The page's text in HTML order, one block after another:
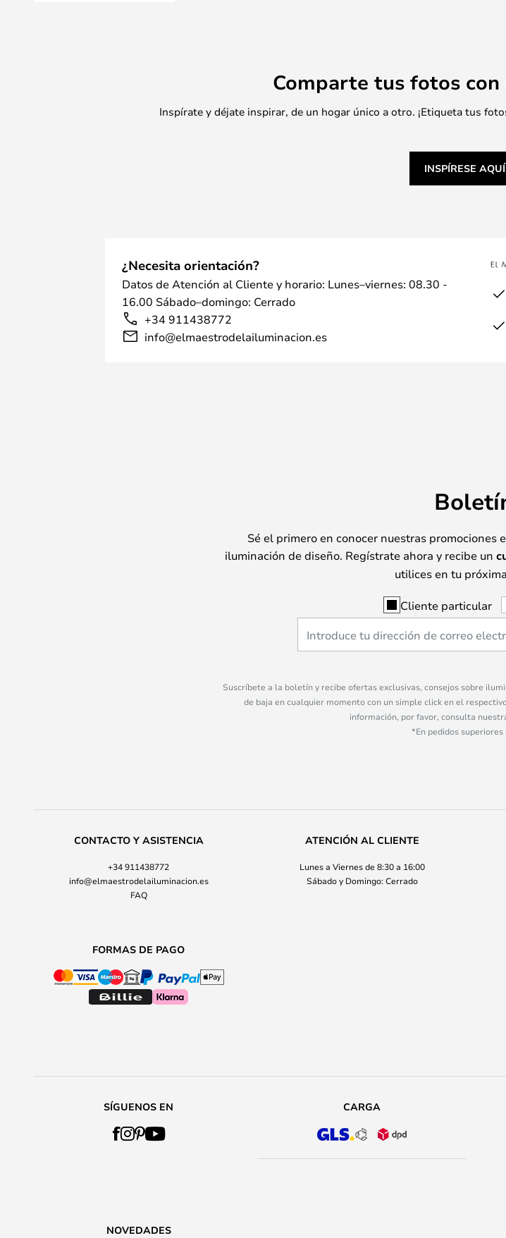
Comparte tus fotos
Inspírate y déjate inspirar, de un hogar único a otro. ¡Etiqueta tus
INSPÍRESE AQUÍ
¿Necesita orientación?
Datos de Atención al Cliente y horario: Lunes–viernes: 08.30 -
16.00 Sábado–domingo: Cerrado
+34 911438772
info@elmaestrodelailuminacion.es
Sé el primero en conocer nuestras promociones
iluminación de diseño. Regístrate ahora y recibe un
utilices en tu
Cliente particular
Suscríbete a la boletín y recibe ofertas exclusivas, consejos sobre
de baja en cualquier momento con un simple click en el
información, por favor, consulta
*En pedidos superiores
CONTACTO Y ASISTENCIA
+34 911438772
info@elmaestrodelailuminacion.es
FAQ
ATENCIÓN AL CLIENTE
Lunes a Viernes de 8:30 a 16:00
Sábado y Domingo: Cerrado
FORMAS DE PAGO
SÍGUENOS EN CARGA
NOVEDADES